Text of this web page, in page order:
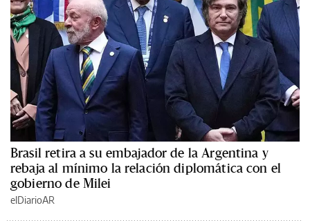
Brasil retira a su embajador de la Argentina y
rebaja al mínimo la relación diplomática con el
gobierno de Milei
elDiarioAR